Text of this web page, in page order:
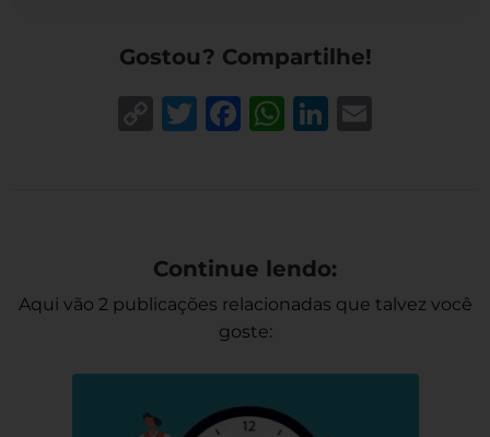
Gostou? Compartilhe!
CopyTwitter
Facebook
WhatsApp
LinkedIn
Continue lendo:
Aqui vão 2 publicações relacionadas que talvez você
goste: